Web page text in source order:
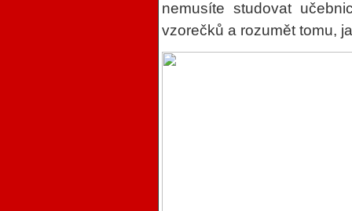
nemusíte studovat
vzorečků a rozumět tomu,